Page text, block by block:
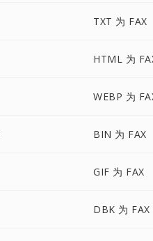
TXT 为 FAX
HTML 为
WEBP 为
BIN 为 FAX
GIF 为 FAX
DBK 为 FAX